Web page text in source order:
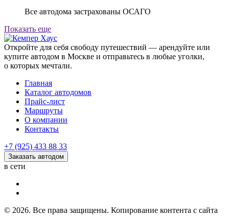
Все автодома застрахованы ОСАГО
Показать еще
Откройте для себя свободу путешествий — арендуйте или
купите автодом в Москве и отправьтесь в любые уголки,
о которых мечтали.
Главная
Каталог автодомов
Прайс-лист
Маршруты
О компании
Контакты
+7 (925) 433 88 33
Заказать автодом
в сети
© 2026. Все права защищены. Копирование контента с сайта